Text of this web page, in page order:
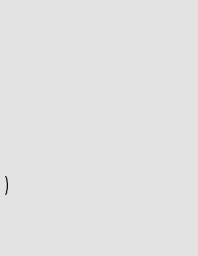
)